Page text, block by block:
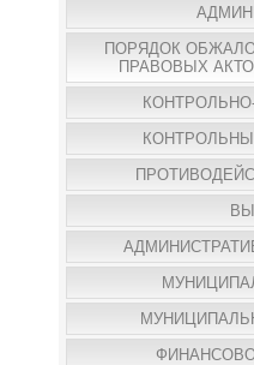
ПОРЯДОК
ПРАВОВЫХ